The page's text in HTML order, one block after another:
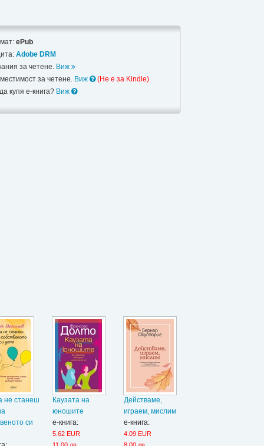
ePub
Adobe DRM
за четене. Виж
за четене. Виж
(Не e за Kindle)
купя е-книга? Виж
не станеш
си
Каузата на
юношите
е-книга:
5.62 EUR
Действаме,
играем, мислим
е-книга:
4.09 EUR